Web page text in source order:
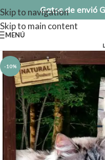
Skip to navigation
Skip to main content
Gatos de envió
MENÚ
-10%